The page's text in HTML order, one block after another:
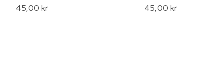
45,00 kr
45,00 kr